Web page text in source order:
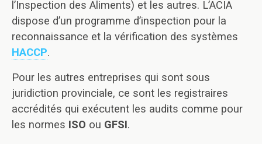
l’Inspection des Aliments) et les autres. L’ACIA
dispose d’un programme d’inspection pour la
reconnaissance et la vérification des systèmes
HACCP.
Pour les autres entreprises qui sont sous
juridiction provinciale, ce sont les registraires
accrédités qui exécutent les audits comme pour
les normes ISO ou GFSI.